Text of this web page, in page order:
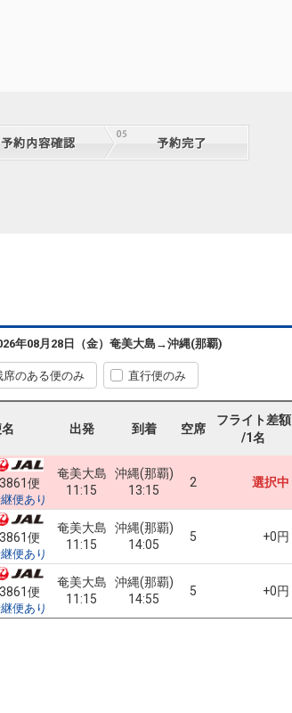
年08月28日（金） 奄美大島 →沖縄(那覇)
席のある便のみ 直行便のみ
出発 到着 空席
フライト差額
/1名
3861便
便あり
奄美大島
11:15
沖縄(那覇)
13:15
2 選択中
3861便
便あり
奄美大島
11:15
沖縄(那覇)
14:05
5 +0円
3861便
便あり
奄美大島
11:15
沖縄(那覇)
14:55
5 +0円